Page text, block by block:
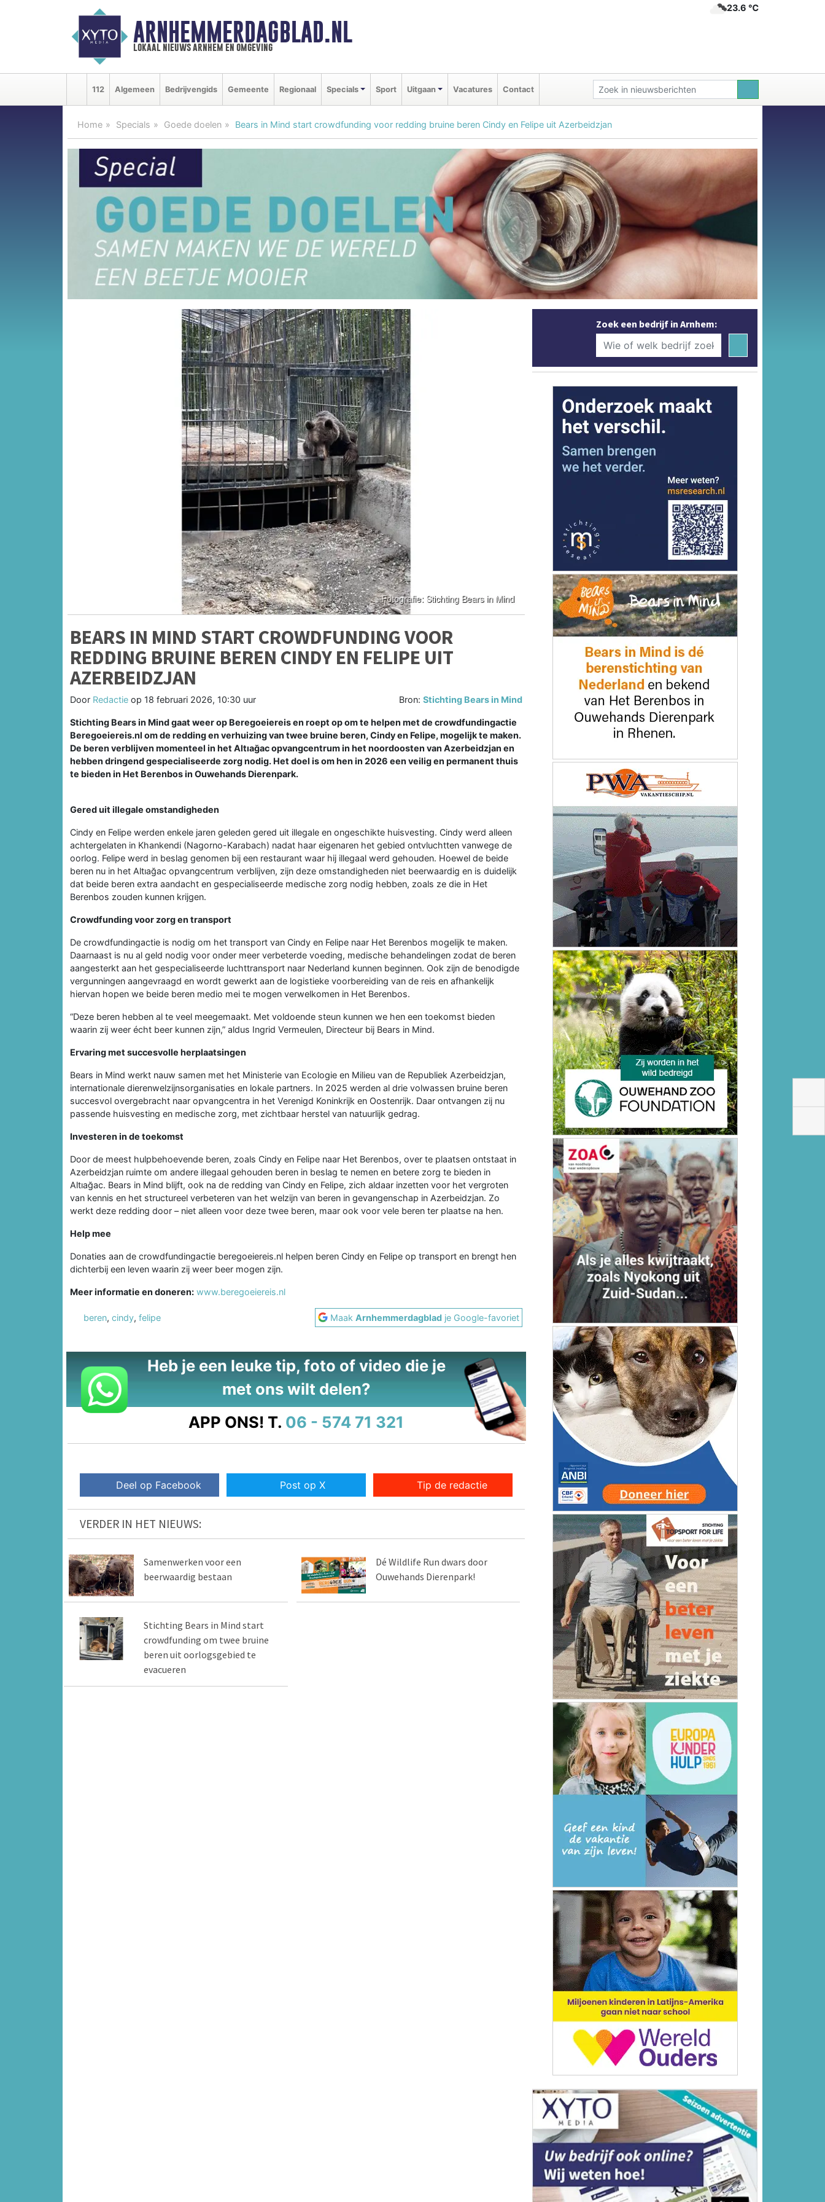
ARNHEMMERDAGBLAD.NL
lokaal nieuws arnhem en omgeving
23.6 ℃
112 Algemeen Bedrijvengids Gemeente Regionaal Specials Sport Uitgaan Vacatures Contact
Home Specials Goede doelen Bears in Mind start crowdfunding voor redding bruine beren Cindy en Felipe uit Azerbeidzjan
BEARS IN MIND START CROWDFUNDING VOOR
REDDING BRUINE BEREN CINDY EN FELIPE UIT
AZERBEIDZJAN
Door Redactie op 18 februari 2026, 10:30 uur Bron:Stichting Bears in Mind
Stichting Bears in Mind gaat weer op Beregoeiereis en roept op om te helpen met de crowdfundingactie
Beregoeiereis.nl om de redding en verhuizing van twee bruine beren, Cindy en Felipe, mogelijk te maken.
De beren verblijven momenteel in het Altıağac opvangcentrum in het noordoosten van Azerbeidzjan en
hebben dringend gespecialiseerde zorg nodig. Het doel is om hen in 2026 een veilig en permanent thuis
te bieden in Het Berenbos in Ouwehands Dierenpark.
Gered uit illegale omstandigheden
Cindy en Felipe werden enkele jaren geleden gered uit illegale en ongeschikte huisvesting. Cindy werd alleen
achtergelaten in Khankendi (Nagorno-Karabach) nadat haar eigenaren het gebied ontvluchtten vanwege de
oorlog. Felipe werd in beslag genomen bij een restaurant waar hij illegaal werd gehouden. Hoewel de beide
beren nu in het Altıağac opvangcentrum verblijven, zijn deze omstandigheden niet beerwaardig en is duidelijk
dat beide beren extra aandacht en gespecialiseerde medische zorg nodig hebben, zoals ze die in Het
Berenbos zouden kunnen krijgen.
Crowdfunding voor zorg en transport
De crowdfundingactie is nodig om het transport van Cindy en Felipe naar Het Berenbos mogelijk te maken.
Daarnaast is nu al geld nodig voor onder meer verbeterde voeding, medische behandelingen zodat de beren
aangesterkt aan het gespecialiseerde luchttransport naar Nederland kunnen beginnen. Ook zijn de benodigde
vergunningen aangevraagd en wordt gewerkt aan de logistieke voorbereiding van de reis en afhankelijk
hiervan hopen we beide beren medio mei te mogen verwelkomen in Het Berenbos.
“Deze beren hebben al te veel meegemaakt. Met voldoende steun kunnen we hen een toekomst bieden
waarin zij weer écht beer kunnen zijn,” aldus Ingrid Vermeulen, Directeur bij Bears in Mind.
Ervaring met succesvolle herplaatsingen
Bears in Mind werkt nauw samen met het Ministerie van Ecologie en Milieu van de Republiek Azerbeidzjan,
internationale dierenwelzijnsorganisaties en lokale partners. In 2025 werden al drie volwassen bruine beren
succesvol overgebracht naar opvangcentra in het Verenigd Koninkrijk en Oostenrijk. Daar ontvangen zij nu
passende huisvesting en medische zorg, met zichtbaar herstel van natuurlijk gedrag.
Investeren in de toekomst
Door de meest hulpbehoevende beren, zoals Cindy en Felipe naar Het Berenbos, over te plaatsen ontstaat in
Azerbeidzjan ruimte om andere illegaal gehouden beren in beslag te nemen en betere zorg te bieden in
Altıağac. Bears in Mind blijft, ook na de redding van Cindy en Felipe, zich aldaar inzetten voor het vergroten
van kennis en het structureel verbeteren van het welzijn van beren in gevangenschap in Azerbeidzjan. Zo
werkt deze redding door – niet alleen voor deze twee beren, maar ook voor vele beren ter plaatse na hen.
Help mee
Donaties aan de crowdfundingactie beregoeiereis.nl helpen beren Cindy en Felipe op transport en brengt hen
dichterbij een leven waarin zij weer beer mogen zijn.
Meer informatie en doneren: www.beregoeiereis.nl
beren, cindy, felipe MaakArnhemmerdagblad je Google-favoriet
Heb je een leuke tip, foto of video die je
met ons wilt delen?
APP ONS! T. 06 - 574 71 321
Deel op Facebook Post op X Tip de redactie
VERDER IN HET NIEUWS:
Samenwerken voor een
beerwaardig bestaan
Dé Wildlife Run dwars door
Ouwehands Dierenpark!
Stichting Bears in Mind start
crowdfunding om twee bruine
beren uit oorlogsgebied te
evacueren
Zoek een bedrijf in Arnhem: